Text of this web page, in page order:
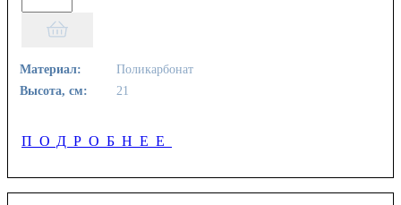
Материал:
Поликарбонат
Высота, см:
21
ПОДРОБНЕЕ